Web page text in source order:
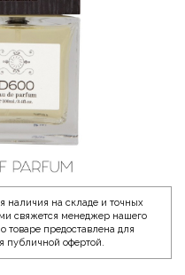
наличия на складе и точных
свяжется менеджер нашего
товаре предоставлена для
публичной офертой.